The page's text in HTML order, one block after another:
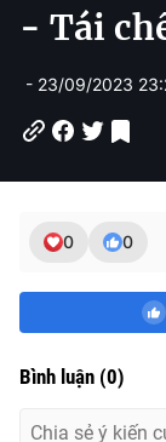
- Tái
- 23/09/2023
0 0
Bình luận (0)